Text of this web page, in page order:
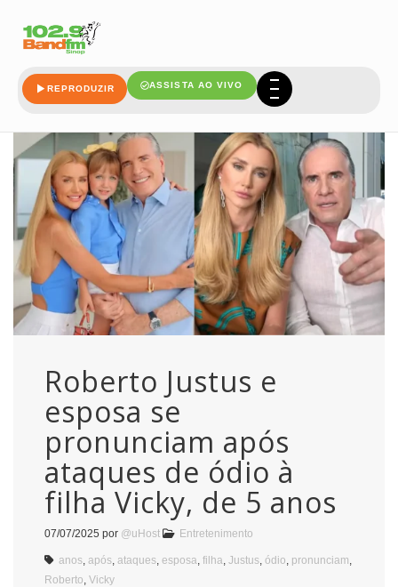
REPRODUZIR ASSISTA AO VIVO
ataques
Roberto Justus e
esposa se
pronunciam após
ataques de ódio à
filha Vicky, de 5 anos
07/07/2025 por @uHost Entretenimento
anos após ataques esposa filha Justus ódio pronunciam
Roberto Vicky